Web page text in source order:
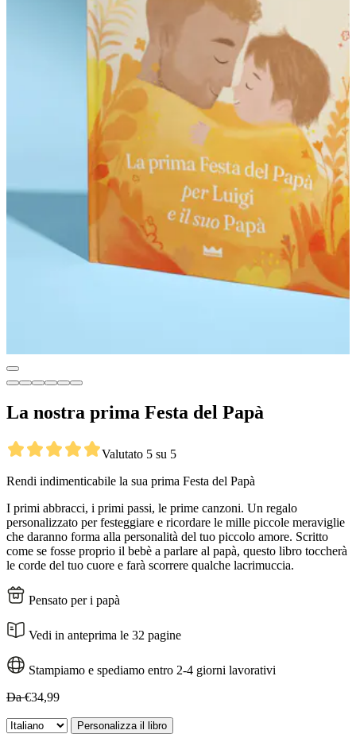
La nostra prima Festa del Papà
Valutato 5 su 5
Rendi indimenticabile la sua prima Festa del Papà
I primi abbracci, i primi passi, le prime canzoni. Un regalo
personalizzato per festeggiare e ricordare le mille piccole meraviglie
che daranno forma alla personalità del tuo piccolo amore. Scritto
come se fosse proprio il bebè a parlare al papà, questo libro toccherà
le corde del tuo cuore e farà scorrere qualche lacrimuccia.
Pensato per i papà
Vedi in anteprima le 32 pagine
Stampiamo e spediamo entro 2-4 giorni lavorativi
Da€34,99
Personalizza il libro